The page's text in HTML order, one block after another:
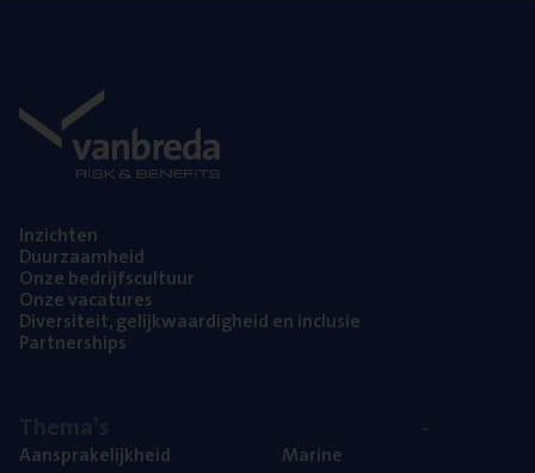
Inzich­ten
Duur­zaam­heid
Onze bedrijfs­cul­tuur
Onze vaca­tu­res
Diver­si­teit, gelijk­waar­dig­heid en inclusie
Part­ner­ships
Aan­spra­ke­lijk­heid
Mari­ne